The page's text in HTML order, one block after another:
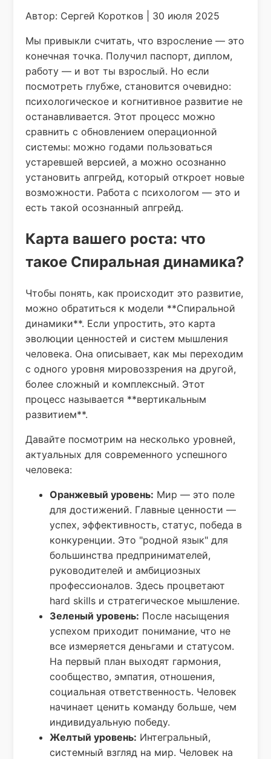
Автор: Сергей Коротков | 30 июля 2025
Мы привыкли считать, что взросление — это
конечная точка. Получил паспорт, диплом,
работу — и вот ты взрослый. Но если
посмотреть глубже, становится очевидно:
психологическое и когнитивное развитие не
останавливается. Этот процесс можно
сравнить с обновлением операционной
системы: можно годами пользоваться
устаревшей версией, а можно осознанно
установить апгрейд, который откроет новые
возможности. Работа с психологом — это и
есть такой осознанный апгрейд.
Карта вашего роста: что
такое Спиральная динамика?
Чтобы понять, как происходит это развитие,
можно обратиться к модели **Спиральной
динамики**. Если упростить, это карта
эволюции ценностей и систем мышления
человека. Она описывает, как мы переходим
с одного уровня мировоззрения на другой,
более сложный и комплексный. Этот
процесс называется **вертикальным
развитием**.
Давайте посмотрим на несколько уровней,
актуальных для современного успешного
человека:
Оранжевый уровень: Мир — это поле
для достижений. Главные ценности —
успех, эффективность, статус, победа в
конкуренции. Это "родной язык" для
большинства предпринимателей,
руководителей и амбициозных
профессионалов. Здесь процветают
hard skills и стратегическое мышление.
Зеленый уровень: После насыщения
успехом приходит понимание, что не
все измеряется деньгами и статусом.
На первый план выходят гармония,
сообщество, эмпатия, отношения,
социальная ответственность. Человек
начинает ценить команду больше, чем
индивидуальную победу.
Желтый уровень: Интегральный,
системный взгляд на мир. Человек на